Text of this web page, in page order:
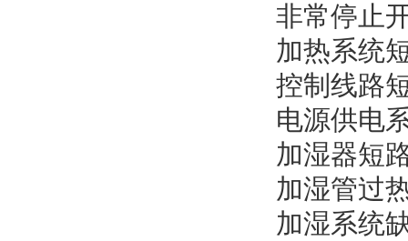
非常停止
加热系统
控制线路
电源供电
加湿器短
加湿管过
加湿系统